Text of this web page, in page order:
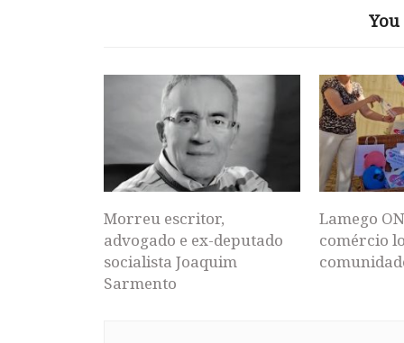
Morreu escritor,
advogado e ex-deputado
socialista Joaquim
Sarmento
Lamego
comércio